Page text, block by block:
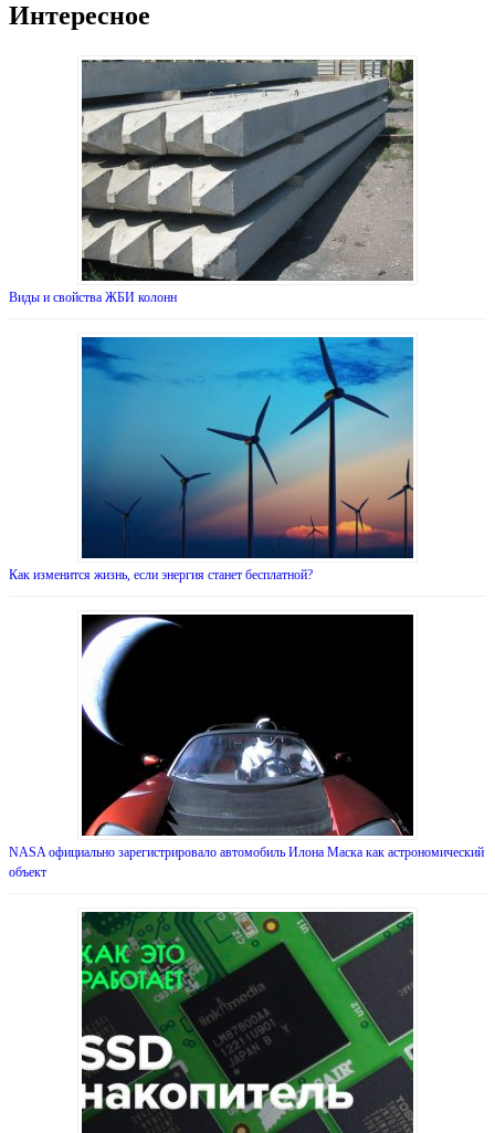
Интересное
Виды и свойства ЖБИ колонн
Как изменится жизнь, если энергия станет бесплатной?
NASA официально зарегистрировало автомобиль Илона Маска как астрономический
объект